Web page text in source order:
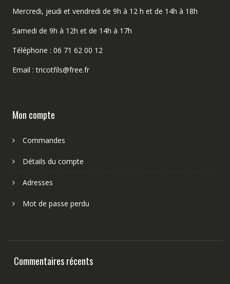
Mercredi, jeudi et vendredi de 9h à 12 h et de 14h à 18h
Samedi de 9h à 12h et de 14h à 17h
Téléphone : 06 71 62 00 12
Email : tricotfils@free.fr
Mon compte
Commandes
Détails du compte
Adresses
Mot de passe perdu
Commentaires récents